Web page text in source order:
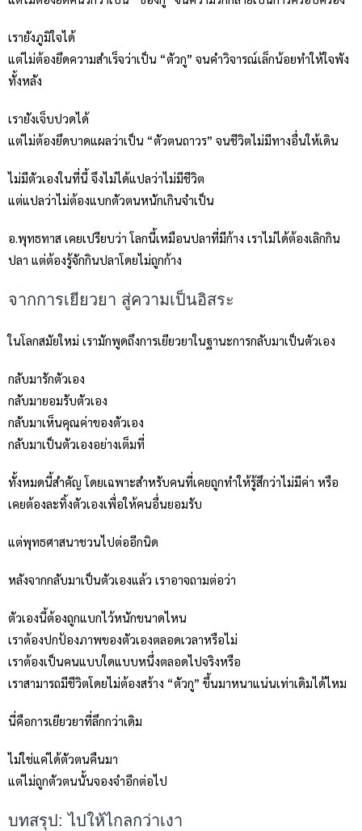
เรายังภูมิใจได้
แต่ไม่ต้องยึดความสำเร็จว่าเป็น “ตัวกู” จนคำวิจารณ์เล็กน้อยทำให้ใจพัง
ทั้งหลัง
เรายังเจ็บปวดได้
แต่ไม่ต้องยึดบาดแผลว่าเป็น “ตัวตนถาวร” จนชีวิตไม่มีทางอื่นให้เดิน
ไม่มีตัวเองในที่นี้ จึงไม่ได้แปลว่าไม่มีชีวิต
แต่แปลว่าไม่ต้องแบกตัวตนหนักเกินจำเป็น
อ.พุทธทาส เคยเปรียบว่า โลกนี้เหมือนปลาที่มีก้าง เราไม่ได้ต้องเลิกกิน
ปลา แต่ต้องรู้จักกินปลาโดยไม่ถูกก้าง
จากการเยียวยา สู่ความเป็นอิสระ
ในโลกสมัยใหม่ เรามักพูดถึงการเยียวยาในฐานะการกลับมาเป็นตัวเอง
กลับมารักตัวเอง
กลับมายอมรับตัวเอง
กลับมาเห็นคุณค่าของตัวเอง
กลับมาเป็นตัวเองอย่างเต็มที่
ทั้งหมดนี้สำคัญ โดยเฉพาะสำหรับคนที่เคยถูกทำให้รู้สึกว่าไม่มีค่า หรือ
เคยต้องละทิ้งตัวเองเพื่อให้คนอื่นยอมรับ
แต่พุทธศาสนาชวนไปต่ออีกนิด
หลังจากกลับมาเป็นตัวเองแล้ว เราอาจถามต่อว่า
ตัวเองนี้ต้องถูกแบกไว้หนักขนาดไหน
เราต้องปกป้องภาพของตัวเองตลอดเวลาหรือไม่
เราต้องเป็นคนแบบใดแบบหนึ่งตลอดไปจริงหรือ
เราสามารถมีชีวิตโดยไม่ต้องสร้าง “ตัวกู” ขึ้นมาหนาแน่นเท่าเดิมได้ไหม
นี่คือการเยียวยาที่ลึกกว่าเดิม
ไม่ใช่แค่ได้ตัวตนคืนมา
แต่ไม่ถูกตัวตนนั้นจองจำอีกต่อไป
บทสรุป: ไปให้ไกลกว่าเงา